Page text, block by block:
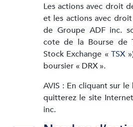
Les actions avec droit
et les actions avec
de Groupe ADF inc.
cote de la Bourse de
Stock Exchange «TSX
boursier « DRX ».
AVIS : En cliquant sur
quitterez le site
inc.